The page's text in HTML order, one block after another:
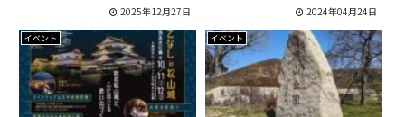
2025年12月27日 2024年04月24日
イベント イベント